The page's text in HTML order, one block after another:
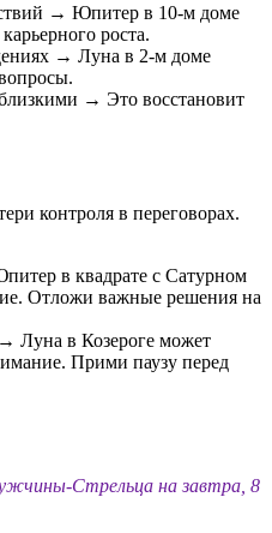
→ Юпитер в 10-м доме
роста.
→ Луна в 2-м доме
→ Это восстановит
контроля в переговорах.
в квадрате с Сатурном
Отложи важные решения на
Луна в Козероге может
Прими паузу перед
Стрельца на завтра, 8